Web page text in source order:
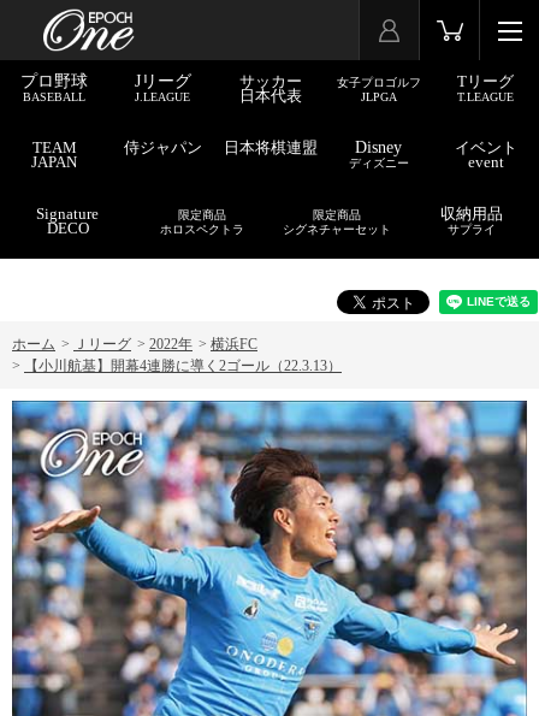
プロ野球
BASEBALL
Jリーグ
J.LEAGUE
サッカー
日本代表
女子プロゴルフ
JLPGA
Tリーグ
T.LEAGUE
TEAM
JAPAN
侍ジャパン 日本将棋連盟 Disney
ディズニー
イベント
event
Signature
DECO
限定商品
ホロスペクトラ
限定商品
シグネチャーセット
収納用品
サプライ
ホーム > Ｊリーグ > 2022年 > 横浜FC
>
【小川航基】開幕4連勝に導く2ゴール（22.3.13）